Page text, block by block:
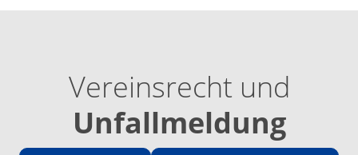
Vereinsrecht und
Unfallmeldung